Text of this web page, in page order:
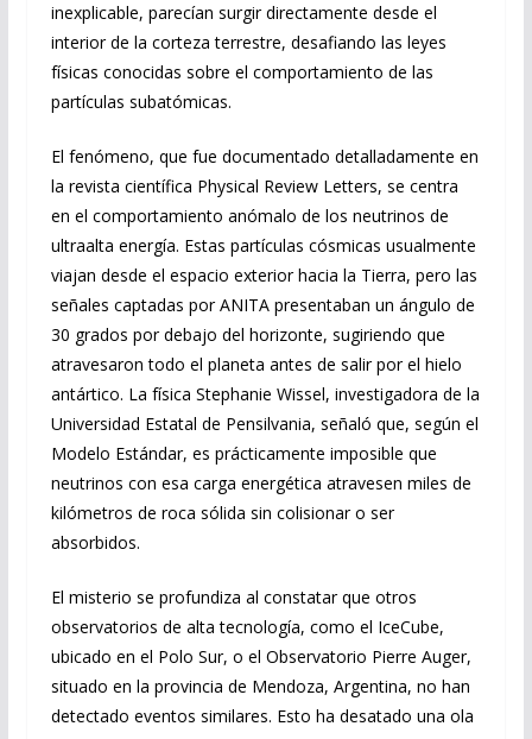
inexplicable, parecían surgir directamente desde el
interior de la corteza terrestre, desafiando las leyes
físicas conocidas sobre el comportamiento de las
partículas subatómicas.
El fenómeno, que fue documentado detalladamente en
la revista científica Physical Review Letters, se centra
en el comportamiento anómalo de los neutrinos de
ultraalta energía. Estas partículas cósmicas usualmente
viajan desde el espacio exterior hacia la Tierra, pero las
señales captadas por ANITA presentaban un ángulo de
30 grados por debajo del horizonte, sugiriendo que
atravesaron todo el planeta antes de salir por el hielo
antártico. La física Stephanie Wissel, investigadora de la
Universidad Estatal de Pensilvania, señaló que, según el
Modelo Estándar, es prácticamente imposible que
neutrinos con esa carga energética atravesen miles de
kilómetros de roca sólida sin colisionar o ser
absorbidos.
El misterio se profundiza al constatar que otros
observatorios de alta tecnología, como el IceCube,
ubicado en el Polo Sur, o el Observatorio Pierre Auger,
situado en la provincia de Mendoza, Argentina, no han
detectado eventos similares. Esto ha desatado una ola